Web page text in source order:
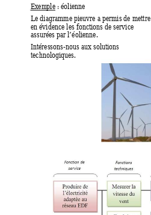
Exemple : éolienne
Le diagramme pieuvre a permis de mettre
en évidence les fonctions de service
assurées par l’éolienne.
Intéressons-nous aux solutions
technologiques.